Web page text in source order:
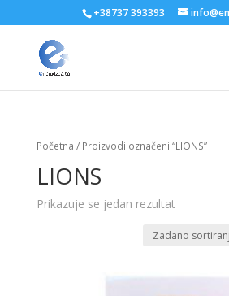
+38737 393393
Početna / Proizvodi označeni “LIONS”
LIONS
Prikazuje se jedan rezultat